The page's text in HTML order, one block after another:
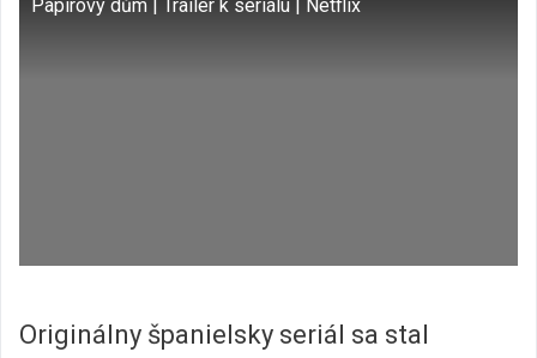
Papírový dům | Trailer k seriálu | Netflix
Originálny španielsky seriál sa stal